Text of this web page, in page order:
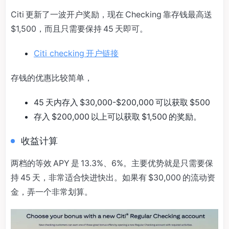
Citi 更新了一波开户奖励，现在 Checking 靠存钱最高送
$1,500，而且只需要保持 45 天即可。
Citi checking 开户链接
存钱的优惠比较简单，
45 天内存入 $30,000-$200,000 可以获取 $500
存入 $200,000 以上可以获取 $1,500 的奖励。
收益计算
两档的等效 APY 是 13.3%、6%。主要优势就是只需要保
持 45 天，非常适合快进快出。如果有 $30,000 的流动资
金，弄一个非常划算。